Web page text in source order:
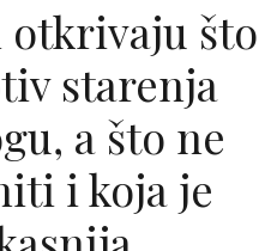
što
starenja
a što ne
i koja je